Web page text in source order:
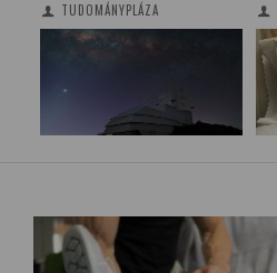
TUDOMÁNYPLÁZA